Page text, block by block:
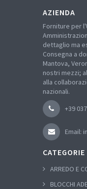
AZIENDA
Forniture per
dettaglio ma
Consegna a
Mantova,
nostri mezzi;
alla
nazionali.
+39
Email:
CATEGORIE
ARREDO E
BLOCCHI